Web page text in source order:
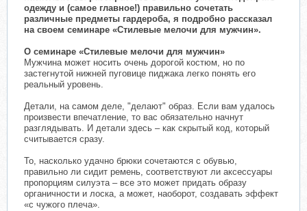
одежду и (самое главное!) правильно сочетать
различные предметы гардероба, я подробно рассказал
на своем семинаре «Стилевые мелочи для мужчин».
О семинаре «Стилевые мелочи для мужчин»
Мужчина может носить очень дорогой костюм, но по
застегнутой нижней пуговице пиджака легко понять его
реальный уровень.
Детали, на самом деле, "делают" образ. Если вам удалось
произвести впечатление, то вас обязательно начнут
разглядывать. И детали здесь – как скрытый код, который
считывается сразу.
То, насколько удачно брюки сочетаются с обувью,
правильно ли сидит ремень, соответствуют ли аксессуары
пропорциям силуэта – все это может придать образу
органичности и лоска, а может, наоборот, создавать эффект
«с чужого плеча».